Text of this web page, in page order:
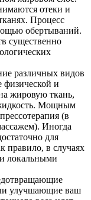
отеки и
Процесс
обертываний.
существенно
различных видов
физической и
жировую ткань,
жидкость. Мощным
(в
Иногда
для
правило, в случаях
локальными
улучшающие ваш